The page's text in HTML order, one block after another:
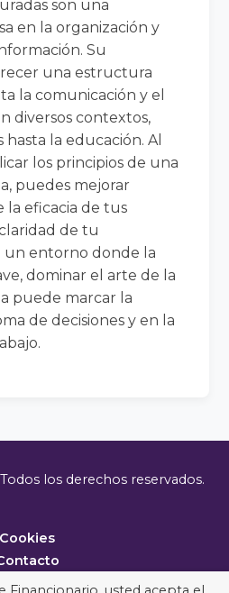
son una
en la organización y
Su
una estructura
la comunicación y el
diversos contextos,
hasta la educación. Al
los principios de una
puedes mejorar
la eficacia de tus
de tu
un entorno donde la
dominar el arte de la
puede marcar la
de decisiones y en la
los derechos reservados.
Cookies